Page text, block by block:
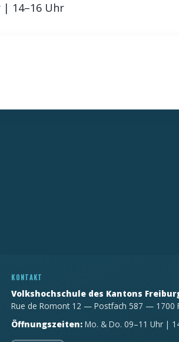
| 14–16 Uhr
KONTAKT
Volkshochschule des Kantons
Rue de Romont 12 — Postfach 587 — 1700
Öffnungszeiten: Mo. & Do. 09–11 Uhr |